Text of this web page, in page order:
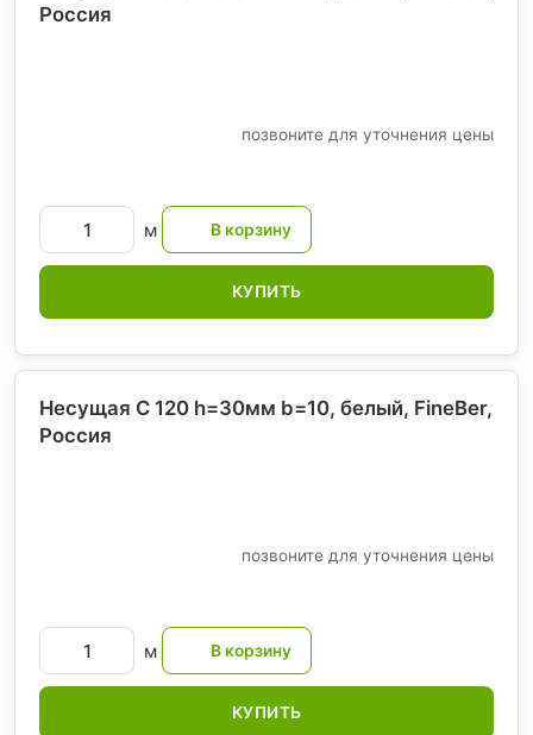
Россия
позвоните для уточнения цены
м
КУПИТЬ
Несущая С 120 h=30мм b=10, белый, FineBer,
Россия
позвоните для уточнения цены
м
КУПИТЬ